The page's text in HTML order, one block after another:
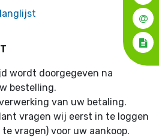
wordt doorgegeven na
bestelling.
van uw betaling.
vragen wij eerst in te loggen
vragen) voor uw aankoop.